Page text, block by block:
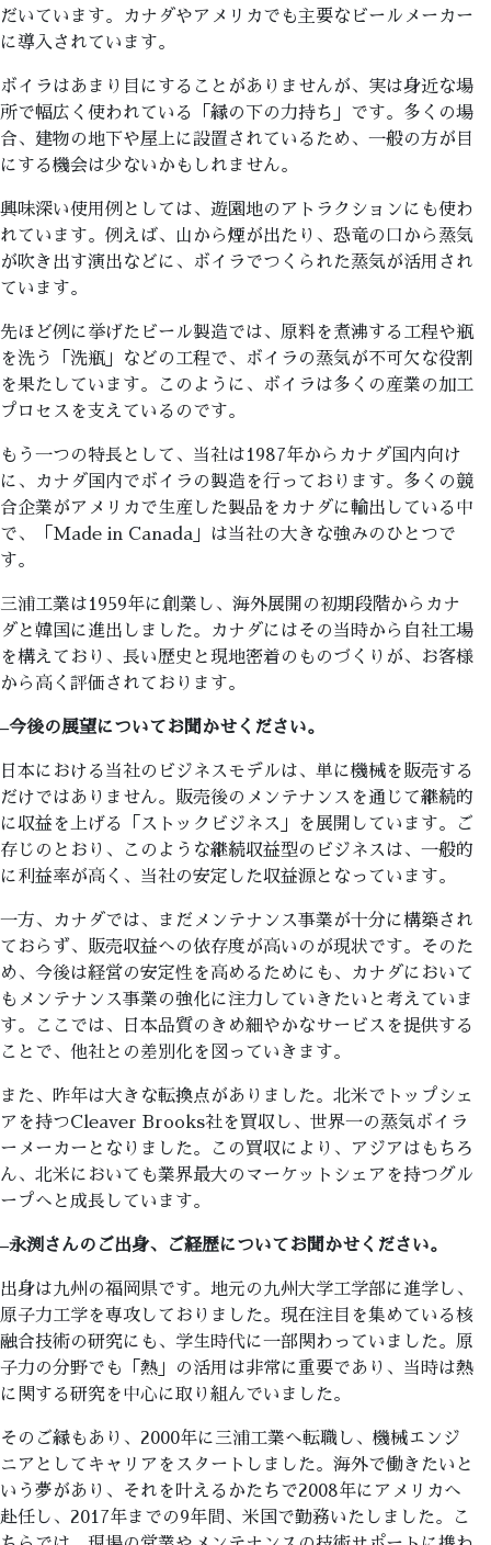
だいています。カナダやアメリカでも主要なビールメーカー
に導入されています。
ボイラはあまり目にすることがありませんが、実は身近な場
所で幅広く使われている「縁の下の力持ち」です。多くの場
合、建物の地下や屋上に設置されているため、一般の方が目
にする機会は少ないかもしれません。
興味深い使用例としては、遊園地のアトラクションにも使わ
れています。例えば、山から煙が出たり、恐竜の口から蒸気
が吹き出す演出などに、ボイラでつくられた蒸気が活用され
ています。
先ほど例に挙げたビール製造では、原料を煮沸する工程や瓶
を洗う「洗瓶」などの工程で、ボイラの蒸気が不可欠な役割
を果たしています。このように、ボイラは多くの産業の加工
プロセスを支えているのです。
もう一つの特長として、当社は1987年からカナダ国内向け
に、カナダ国内でボイラの製造を行っております。多くの競
合企業がアメリカで生産した製品をカナダに輸出している中
で、「Made in Canada」は当社の大きな強みのひとつで
す。
三浦工業は1959年に創業し、海外展開の初期段階からカナ
ダと韓国に進出しました。カナダにはその当時から自社工場
を構えており、長い歴史と現地密着のものづくりが、お客様
から高く評価されております。
–今後の展望についてお聞かせください。
日本における当社のビジネスモデルは、単に機械を販売する
だけではありません。販売後のメンテナンスを通じて継続的
に収益を上げる「ストックビジネス」を展開しています。ご
存じのとおり、このような継続収益型のビジネスは、一般的
に利益率が高く、当社の安定した収益源となっています。
一方、カナダでは、まだメンテナンス事業が十分に構築され
ておらず、販売収益への依存度が高いのが現状です。そのた
め、今後は経営の安定性を高めるためにも、カナダにおいて
もメンテナンス事業の強化に注力していきたいと考えていま
す。ここでは、日本品質のきめ細やかなサービスを提供する
ことで、他社との差別化を図っていきます。
また、昨年は大きな転換点がありました。北米でトップシェ
アを持つCleaver Brooks社を買収し、世界一の蒸気ボイラ
ーメーカーとなりました。この買収により、アジアはもちろ
ん、北米においても業界最大のマーケットシェアを持つグル
ープへと成長しています。
–永渕さんのご出身、ご経歴についてお聞かせください。
出身は九州の福岡県です。地元の九州大学工学部に進学し、
原子力工学を専攻しておりました。現在注目を集めている核
融合技術の研究にも、学生時代に一部関わっていました。原
子力の分野でも「熱」の活用は非常に重要であり、当時は熱
に関する研究を中心に取り組んでいました。
そのご縁もあり、2000年に三浦工業へ転職し、機械エンジ
ニアとしてキャリアをスタートしました。海外で働きたいと
いう夢があり、それを叶えるかたちで2008年にアメリカへ
赴任し、2017年までの9年間、米国で勤務いたしました。こ